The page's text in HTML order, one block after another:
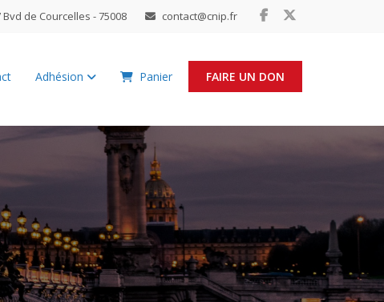
Bvd de Courcelles - 75008 contact@cnip.fr
FAIRE UN DON
Adhésion Panier